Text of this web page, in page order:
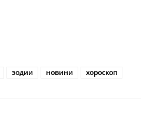
зодии новини хороскоп